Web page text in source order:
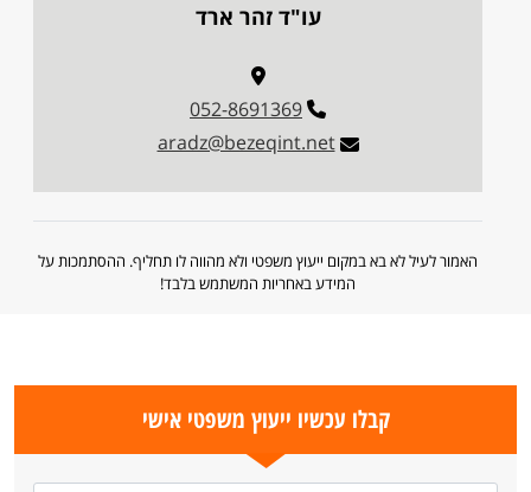
עו"ד זהר ארד
052-8691369
aradz@bezeqint.net
האמור לעיל לא בא במקום ייעוץ משפטי ולא מהווה לו תחליף. ההסתמכות על
המידע באחריות המשתמש בלבד!
קבלו עכשיו ייעוץ משפטי אישי